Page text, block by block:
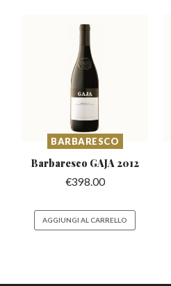
BARBARESCO
Barbaresco GAJA 2012
€398.00
AGGIUNGI AL CARRELLO